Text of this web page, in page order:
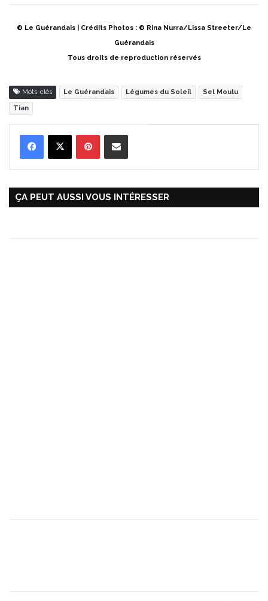
© Le Guérandais | Crédits Photos : © Rina Nurra/Lissa Streeter/Le
Guérandais
Tous droits de reproduction réservés
Mots-clés Le Guérandais Légumes du Soleil Sel Moulu
Tian
ÇA PEUT AUSSI VOUS INTÉRESSER